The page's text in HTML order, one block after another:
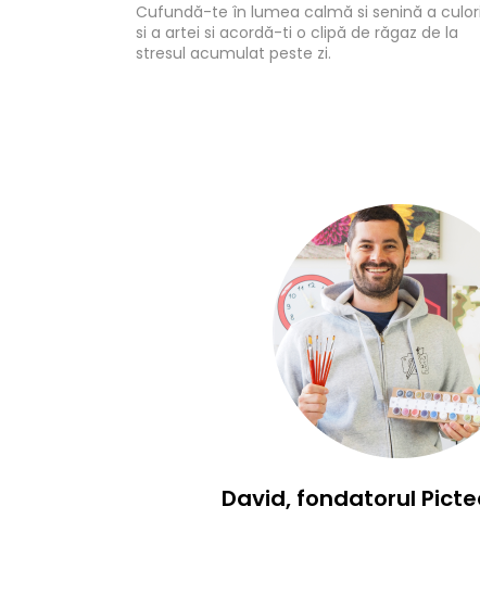
Cufundă-te în lumea calmă si senină a
si a artei si acordă-ti o clipă de răgaz de la
stresul acumulat peste zi.
David, fondatorul